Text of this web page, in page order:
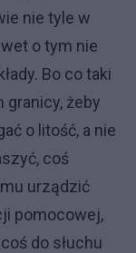
nie tyle w
o tym nie
Bo co taki
granicy, żeby
o litość, a nie
coś
urządzić
pomocowej,
do słuchu